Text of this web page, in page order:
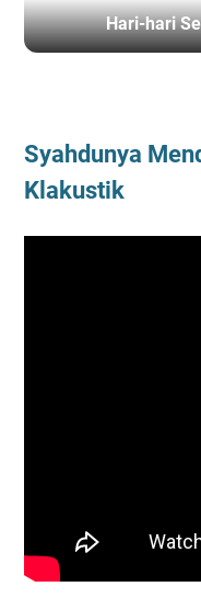
Hari-hari
Syahdunya
Klakustik